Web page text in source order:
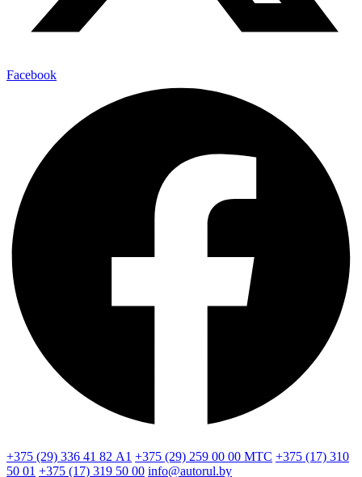
Facebook
+375 (29) 336 41 82 А1 +375 (29) 259 00 00 МТС +375 (17) 310
50 01 +375 (17) 319 50 00 info@autorul.by